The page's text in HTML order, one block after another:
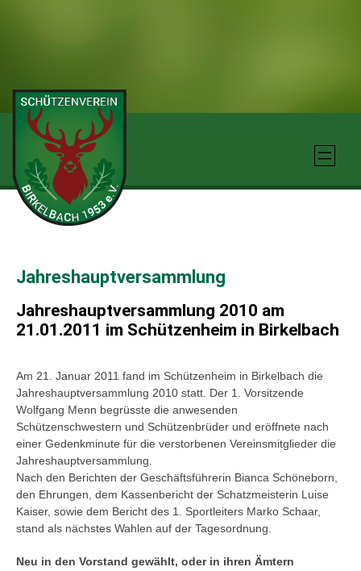
Jahreshauptversammlung
Jahreshauptversammlung 2010 am
21.01.2011 im Schützenheim in Birkelbach
Am 21. Januar 2011 fand im Schützenheim in Birkelbach die
Jahreshauptversammlung 2010 statt. Der 1. Vorsitzende
Wolfgang Menn begrüsste die anwesenden
Schützenschwestern und Schützenbrüder und eröffnete nach
einer Gedenkminute für die verstorbenen Vereinsmitglieder die
Jahreshauptversammlung.
Nach den Berichten der Geschäftsführerin Bianca Schöneborn,
den Ehrungen, dem Kassenbericht der Schatzmeisterin Luise
Kaiser, sowie dem Bericht des 1. Sportleiters Marko Schaar,
stand als nächstes Wahlen auf der Tagesordnung.
Neu in den Vorstand gewählt, oder in ihren Ämtern